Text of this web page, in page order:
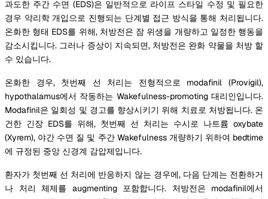
과도한 주간 수면 (EDS)은 일반적으로 라이프 스타일 수정 및 필요한
경우 약리학 개입으로 진행되는 단계별 접근 방식을 통해 처리됩니다.
온화한 형태 EDS를 위해, 처방전은 잠 위생을 개량하고 일정한 행동을
감소시킵니다. 그러나 증상이 지속되면, 처방전은 완화 약물을 처방 할
수 있습니다.
온화한 경우, 첫번째 선 처리는 전형적으로 modafinil (Provigil),
hypothalamus에서 작동하는 Wakefulness-promoting 대리인입니다.
Modafinil은 일회성 및 경고를 향상시키기 위해 치료로 처방됩니다. 온
건한 긴장 EDS를 위해, 첫번째 선 처리는 수시로 나트륨 oxybate
(Xyrem), 야간 수면 질 및 주간 Wakefulness 개량하기 위하여 bedtime
에 규정된 중앙 신경계 감압제입니다.
환자가 첫번째 선 처리에 반응하지 않는 경우에, 다음 단계는 전환하거
나 처리 체제를 augmenting 포함합니다. 처방전은 modafinil에서